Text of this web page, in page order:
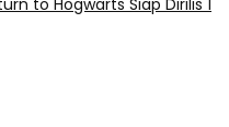
to Hogwarts Siap Dirilis 1